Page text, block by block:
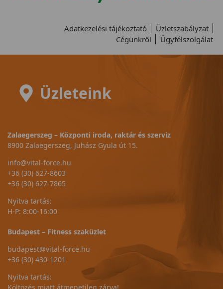
Adatkezelési tájékoztató
Üzletszabályzat
Cégünkről
Ügyfélszolgálat
Üzleteink
Zalaegerszeg – Központi iroda, raktár és szerviz
8900 Zalaegerszeg, Juhász Gyula út 15.
info@vital-force.hu
+36 (30) 627-8603
+36 (30) 627-7865
Nyitva tartás:
H-P: 8:00-16:00
Budapest – Fitness szaküzlet
budapest@vital-force.hu
+36 (30) 430-1201
Nyitva tartás: